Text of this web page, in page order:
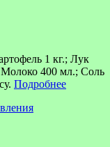
1 кг.; Лук
400 мл.; Соль
Подробнее